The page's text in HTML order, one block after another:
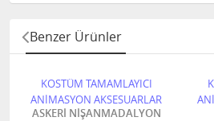
Benzer Ürünler
KOSTÜM TAMAMLAYICI
ANİMASYON AKSESUARLAR
ASKERİ NİŞANMADALYON